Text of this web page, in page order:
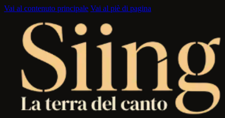
Vai al contenuto principale Vai al piè di pagina